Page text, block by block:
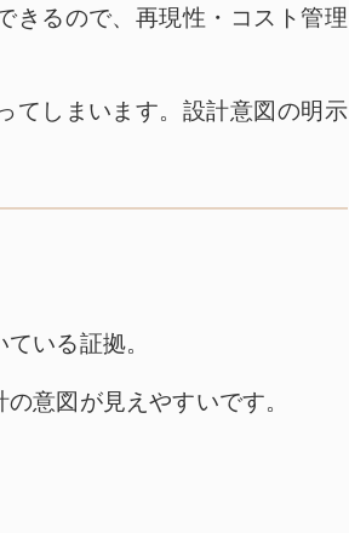
きるので、再現性・コスト管理
てしまいます。設計意図の明示
いる証拠。
意図が見えやすいです。